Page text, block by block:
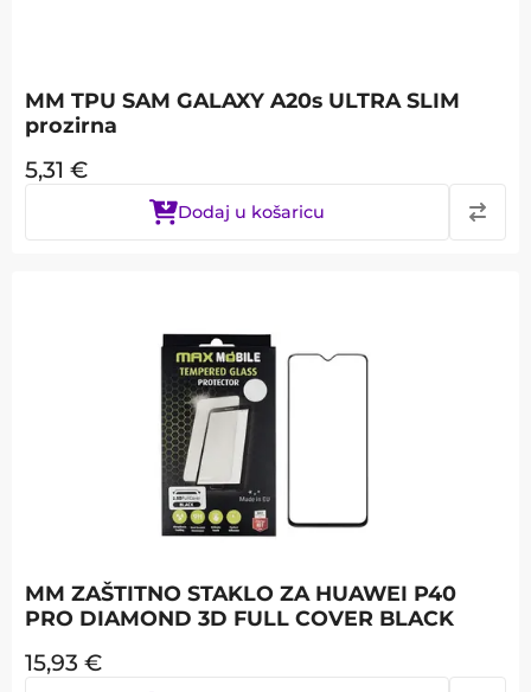
MM TPU SAM GALAXY A20s ULTRA SLIM
prozirna
5,31 €
Dodaj u košaricu
MM ZAŠTITNO STAKLO ZA HUAWEI P40
PRO DIAMOND 3D FULL COVER BLACK
15,93 €